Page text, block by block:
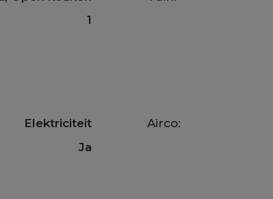
1
Elektriciteit
Airco:
Ja